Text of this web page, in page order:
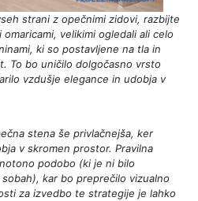
strani z opečnimi zidovi, razbijte
velikimi ogledali ali celo
ki so postavljene na tla in
To bo uničilo dolgočasno vrsto
vzdušje elegance in udobja v
stena še privlačnejša, ker
v skromen prostor. Pravilna
podobo (ki je ni bilo
kar bo preprečilo vizualno
za izvedbo te strategije je lahko